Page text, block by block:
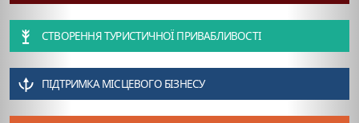
СТВОРЕННЯ ТУРИСТИЧНОЇ ПРИВАБЛИВОСТІ
ПІДТРИМКА МІСЦЕВОГО БІЗНЕСУ